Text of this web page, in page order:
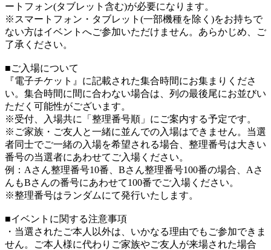
ートフォン(タブレット含む)が必要になります。
※スマートフォン・タブレット(一部機種を除く)をお持ちで
ない方はイベントへご参加いただけません。あらかじめ、ご
了承ください。
■ご入場について
『電子チケット』に記載された集合時間にお集まりくださ
い。集合時間に間に合わない場合は、列の最後尾にお並びい
ただく可能性がございます。
※受付、入場共に「整理番号順」にご案内する予定です。
※ご家族・ご友人と一緒に並んでの入場はできません。当選
者同士でご一緒の入場を希望される場合、整理番号は大きい
番号の当選者にあわせてご入場ください。
例：Aさん整理番号10番、Bさん整理番号100番の場合、Aさ
んもBさんの番号にあわせて100番でご入場ください。
※整理番号はランダムにて発行いたします。
■イベントに関する注意事項
・当選されたご本人以外は、いかなる理由でもご参加できま
せん。ご本人様に代わりご家族やご友人が来場された場合